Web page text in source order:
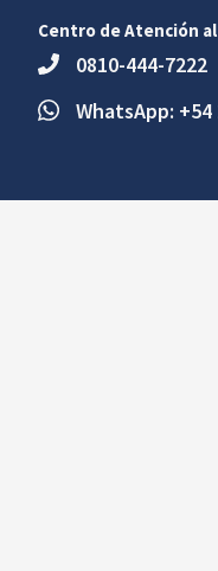
Centro de Atención
0810-444-7222
WhatsApp: +54